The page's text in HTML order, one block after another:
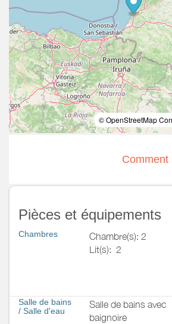
© OpenStreetMap
Comment
Pièces et équipements
Chambres
Chambre(s): 2
Lit(s): 2
Salle de bains
/ Salle d'eau
Salle de bains avec
baignoire